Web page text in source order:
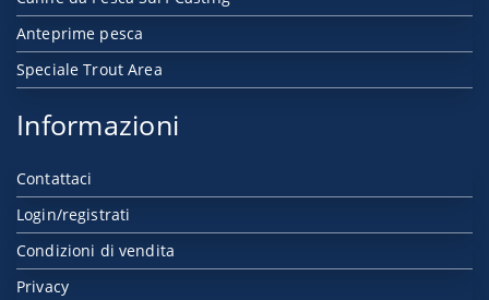
Anteprime pesca
Speciale Trout Area
Informazioni
Contattaci
Login/registrati
Condizioni di vendita
Privacy